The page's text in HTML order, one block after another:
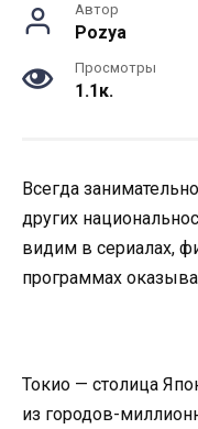
Автор
Pozya
Просмотры
1.1к.
Всегда
других
видим в сериалах,
программах
Токио — столица
из городов-